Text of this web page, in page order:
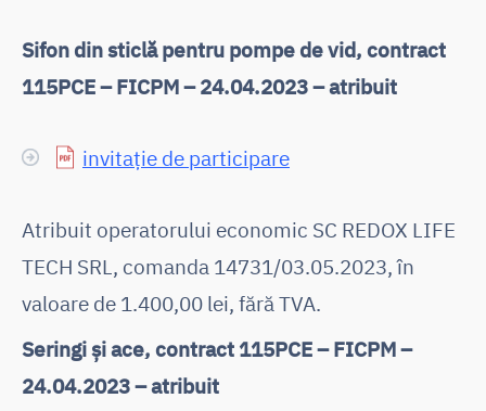
Sifon din sticlă pentru pompe de vid, contract
115PCE – FICPM – 24.04.2023 – atribuit
invitație de participare
Atribuit operatorului economic SC REDOX LIFE
TECH SRL, comanda 14731/03.05.2023, în
valoare de 1.400,00 lei, fără TVA.
Seringi și ace, contract 115PCE – FICPM –
24.04.2023 – atribuit